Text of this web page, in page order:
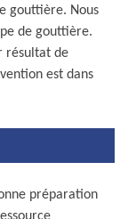
gouttière. Nous
de gouttière.
résultat de
est dans
préparation